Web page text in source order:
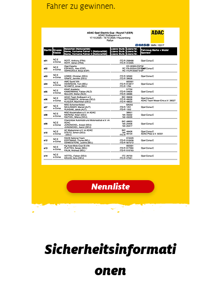
Fahrer zu gewinnen.
Nennliste
Sicherheitsinformati
onen